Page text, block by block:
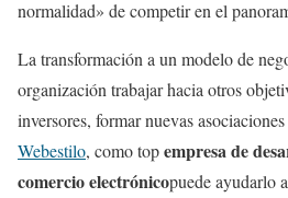
normalidad» de competir en el
La transformación a un modelo de
organización trabajar hacia otros
inversores, formar nuevas
Webestilo, como topempresa de
comercio electrónicopuede ayudarlo